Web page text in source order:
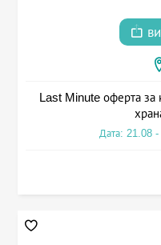
Last Minute оферта за
Дата: 21.08